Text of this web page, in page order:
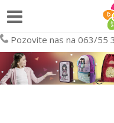
Pozovite nas na 063/55